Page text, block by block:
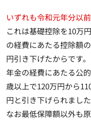
いずれも令和元年分以
これは基礎控除を10万
の経費にあたる控除額
円引き下げたからです。
年金の経費にあたる公
歳以上で120万円から
円と引き下げられました
なお最低保障額以外も